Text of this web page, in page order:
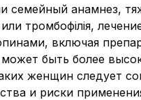
семейный анамнез,
тромбофілія,
включая
может быть более
женщин следует
и риски